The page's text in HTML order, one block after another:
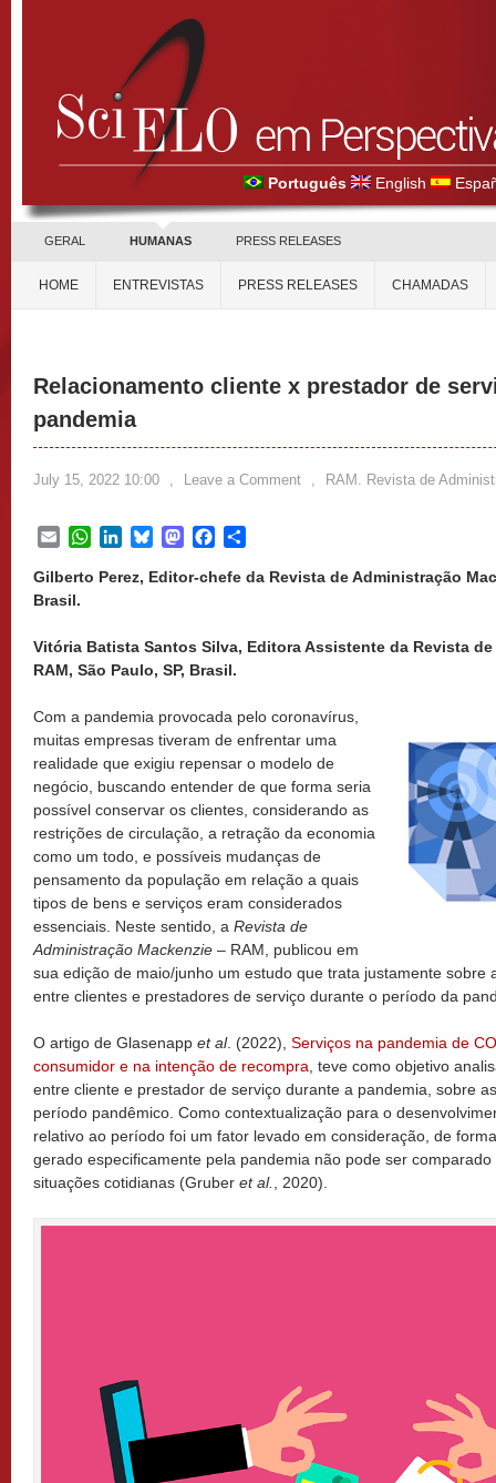
Português English
GERAL HUMANAS PRESS RELEASES
HOME ENTREVISTAS PRESS RELEASES CHAMADAS
Relacionamento cliente x prestador de
pandemia
July 15, 2022 10:00 , Leave a Comment , RAM. Revista de
EmailWhatsApp
LinkedInBlueskyMastodonFacebook
Gilberto Perez, Editor-chefe da Revista de Administração
Brasil.
Vitória Batista Santos Silva, Editora Assistente da Revista
RAM, São Paulo, SP, Brasil.
Com a pandemia provocada pelo coronavírus,
muitas empresas tiveram de enfrentar uma
realidade que exigiu repensar o modelo de
negócio, buscando entender de que forma seria
possível conservar os clientes, considerando as
restrições de circulação, a retração da economia
como um todo, e possíveis mudanças de
pensamento da população em relação a quais
tipos de bens e serviços eram considerados
essenciais. Neste sentido, a Revista de
Administração Mackenzie – RAM, publicou em
sua edição de maio/junho um estudo que trata justamente sobre
entre clientes e prestadores de serviço durante o período da
O artigo de Glasenapp et al. (2022), Serviços na pandemia de
consumidor e na intenção de recompra , teve como objetivo
entre cliente e prestador de serviço durante a pandemia, sobre
período pandêmico. Como contextualização para o
relativo ao período foi um fator levado em consideração, de
gerado especificamente pela pandemia não pode ser
situações cotidianas (Gruber et al. , 2020).